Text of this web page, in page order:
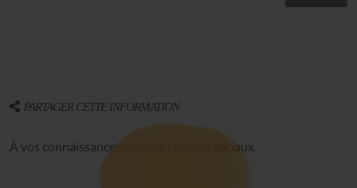
PARTAGER CETTE INFORMATION
À vos connaissances, sur vos réseaux sociaux.